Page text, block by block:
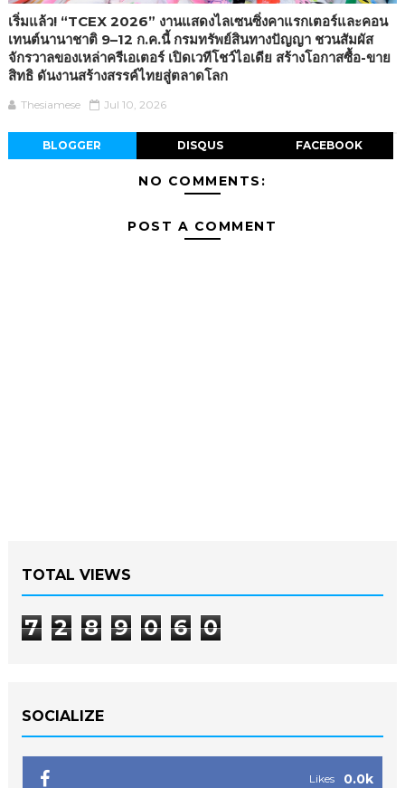
เริ่มแล้ว! “TCEX 2026” งานแสดงไลเซนซิ่งคาแรกเตอร์และคอน
เทนต์นานาชาติ 9–12 ก.ค.นี้ กรมทรัพย์สินทางปัญญา ชวนสัมผัส
จักรวาลของเหล่าครีเอเตอร์ เปิดเวทีโชว์ไอเดีย สร้างโอกาสซื้อ-ขาย
สิทธิ ดันงานสร้างสรรค์ไทยสู่ตลาดโลก
Thesiamese Jul 10, 2026
BLOGGER DISQUS FACEBOOK
NO COMMENTS:
POST A COMMENT
TOTAL VIEWS
7 2 8 9 0 6 0
SOCIALIZE
0.0k
Likes